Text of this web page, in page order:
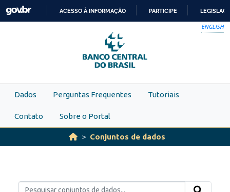
Skip to main content
PARA
O
CONTEÚDO
ACESSO À INFORMAÇÃO PARTICIPE
ENGLISH
Dados Perguntas Frequentes Tutoriais
Contato Sobre o Portal
Conjuntos de dados